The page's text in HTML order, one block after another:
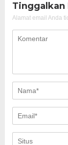
Tinggalkan
Alamat email Anda